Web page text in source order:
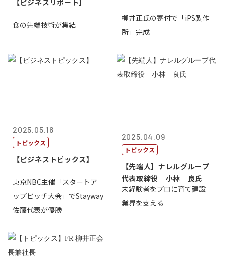
【ビジネスリポート】
食の先端技術が集結
柳井正氏の寄付で「iPS製作
所」完成
2025.05.16
トピックス
【ビジネストピックス】
東京NBC主催「スタートア
ップピッチ大会」でStayway
佐藤代表が優勝
2025.04.09
トピックス
【先端人】ナレルグループ
代表取締役 小林 良氏
未経験者をプロに育て建設
業界を支える